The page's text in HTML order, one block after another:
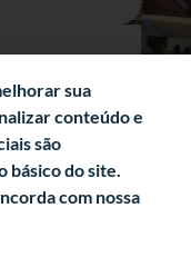
sua
conteúdo e
são
básico do site.
com nossa